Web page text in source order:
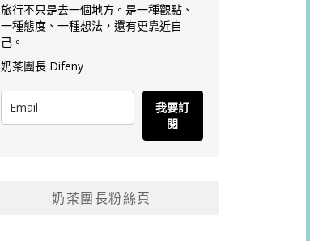
旅行不只是去一個地方。是一種觀點、
一種態度、一種想法，還有更靠近自
己。
奶茶團長 Difeny
我要訂
閱
奶茶團長粉絲頁